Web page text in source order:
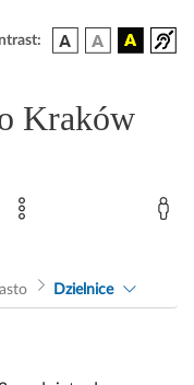
Kraków
Dzielnice